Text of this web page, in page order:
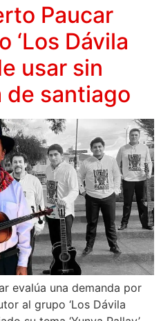
Paucar
‘Los Dávila
usar sin
de santiago
evalúa una demanda por
al grupo ‘Los Dávila